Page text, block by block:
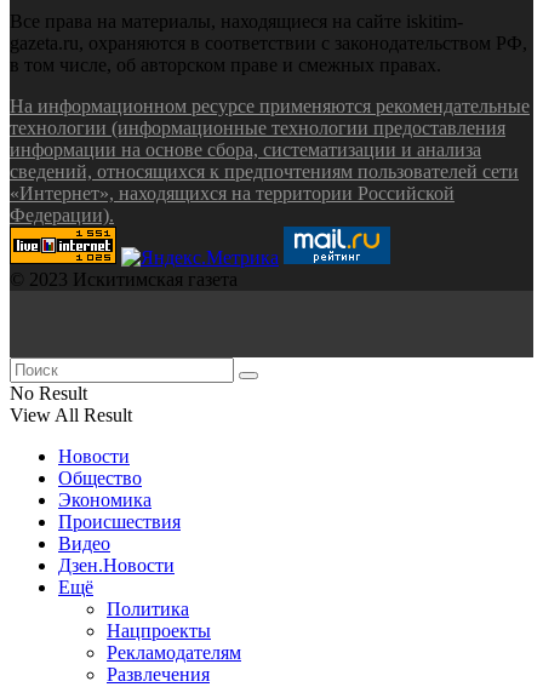
Все права на материалы, находящиеся на сайте iskitim-
gazeta.ru, охраняются в соответствии с законодательством РФ,
в том числе, об авторском праве и смежных правах.
На информационном ресурсе применяются рекомендательные
технологии (информационные технологии предоставления
информации на основе сбора, систематизации и анализа
сведений, относящихся к предпочтениям пользователей сети
«Интернет», находящихся на территории Российской
Федерации).
© 2023 Искитимская газета
No Result
View All Result
Новости
Общество
Экономика
Происшествия
Видео
Дзен.Новости
Ещё
Политика
Нацпроекты
Рекламодателям
Развлечения